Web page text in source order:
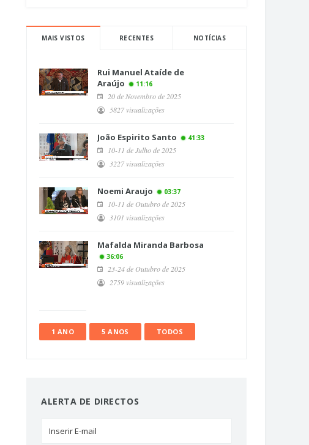
MAIS VISTOS RECENTES NOTÍCIAS
Rui Manuel Ataíde de
Araújo
11:16
20 de Novembro de 2025
5827 visualizações
João Espirito Santo 41:33
10-11 de Julho de 2025
3227 visualizações
Noemi Araujo 03:37
10-11 de Outubro de 2025
3101 visualizações
Mafalda Miranda Barbosa
36:06
23-24 de Outubro de 2025
2759 visualizações
1 ANO 5 ANOS TODOS
ALERTA DE DIRECTOS